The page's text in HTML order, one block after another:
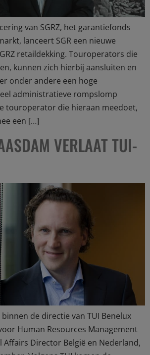
van SGRZ, het garantiefonds
lanceert SGR een nieuwe
retaildekking. Touroperators die
kunnen zich hierbij aansluiten en
onder andere een hoge
administratieve rompslomp
touroperator die hieraan meedoet,
een […]
VERLAAT TUI-
de directie van TUI Benelux
Human Resources Management
Affairs Director België en Nederland,